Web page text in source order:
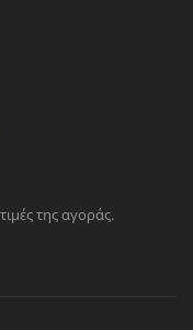
της αγοράς.